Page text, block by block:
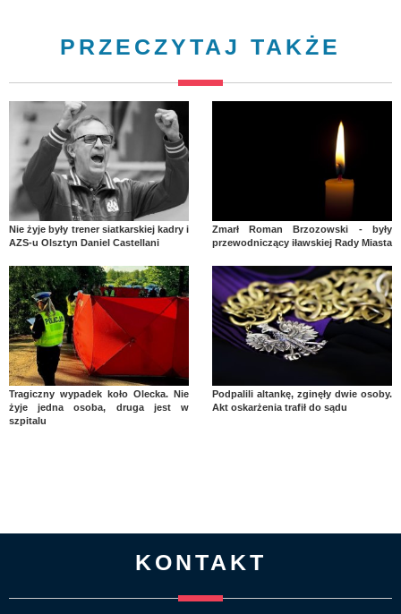
PRZECZYTAJ TAKŻE
Nie żyje były trener siatkarskiej kadry i
AZS-u Olsztyn Daniel Castellani
Zmarł Roman Brzozowski - były
przewodniczący iławskiej Rady Miasta
Tragiczny wypadek koło Olecka. Nie
żyje jedna osoba, druga jest w
szpitalu
Podpalili altankę, zginęły dwie osoby.
Akt oskarżenia trafił do sądu
KONTAKT